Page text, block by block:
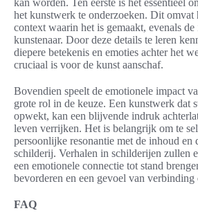
kan worden. Ten eerste is het essentieel
het kunstwerk te onderzoeken. Dit omvat
context waarin het is gemaakt, evenals de
kunstenaar. Door deze details te leren
diepere betekenis en emoties achter het
cruciaal is voor de kunst aanschaf.
Bovendien speelt de emotionele impact
grote rol in de keuze. Een kunstwerk dat
opwekt, kan een blijvende indruk
leven verrijken. Het is belangrijk om te
persoonlijke resonantie met de inhoud en
schilderij. Verhalen in schilderijen zullen
een emotionele connectie tot stand
bevorderen en een gevoel van verbinding
FAQ